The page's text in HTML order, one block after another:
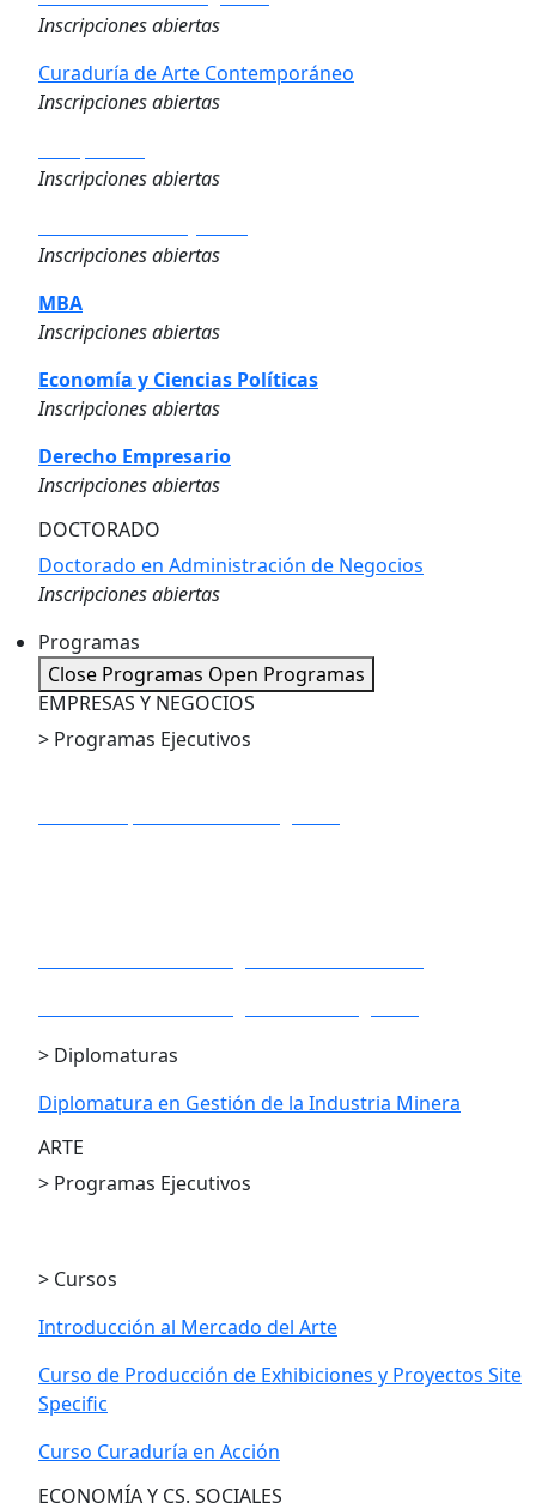
Inscripciones abiertas
Curaduría de Arte Contemporáneo
Inscripciones abiertas
Inscripciones abiertas
Inscripciones abiertas
MBA
Inscripciones abiertas
Economía y Ciencias Políticas
Inscripciones abiertas
Derecho Empresario
Inscripciones abiertas
DOCTORADO
Doctorado en Administración de Negocios
Inscripciones abiertas
Programas
Close Programas Open Programas
EMPRESAS Y NEGOCIOS
> Programas Ejecutivos
> Diplomaturas
Diplomatura en Gestión de la Industria Minera
ARTE
> Programas Ejecutivos
> Cursos
Introducción al Mercado del Arte
Curso de Producción de Exhibiciones y Proyectos Site
Specific
Curso Curaduría en Acción
ECONOMÍA Y CS. SOCIALES